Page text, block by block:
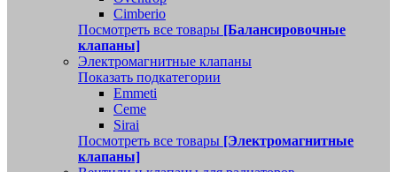
Cimberio
Посмотреть все товары [Балансировочные
клапаны]
Электромагнитные клапаны
Показать подкатегории
Emmeti
Ceme
Sirai
Посмотреть все товары [Электромагнитные
клапаны]